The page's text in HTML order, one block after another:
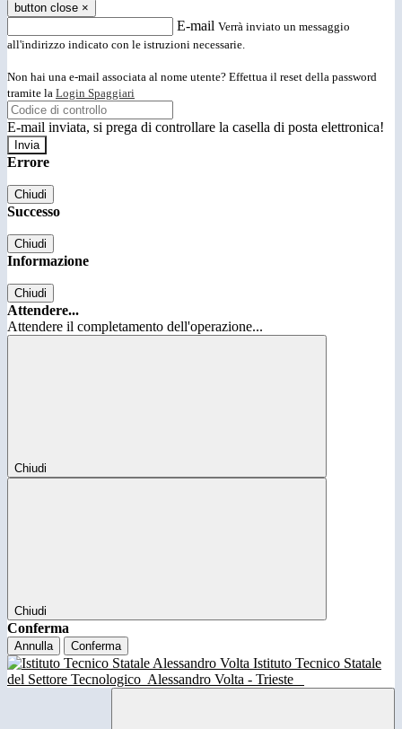
button close ×
E-mail Verrà inviato un messaggio
all'indirizzo indicato con le istruzioni necessarie.
Non hai una e-mail associata al nome utente? Effettua il reset della password
tramite la Login Spaggiari
E-mail inviata, si prega di controllare la casella di posta elettronica!
Errore
Chiudi
Successo
Chiudi
Informazione
Chiudi
Attendere...
Attendere il completamento dell'operazione...
Chiudi
Chiudi
Conferma
Annulla Conferma
Istituto Tecnico Statale
del Settore Tecnologico Alessandro Volta - Trieste